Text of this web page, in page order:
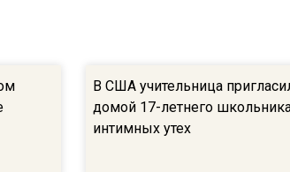
В США учительница
домой 17-летнего
интимных утех